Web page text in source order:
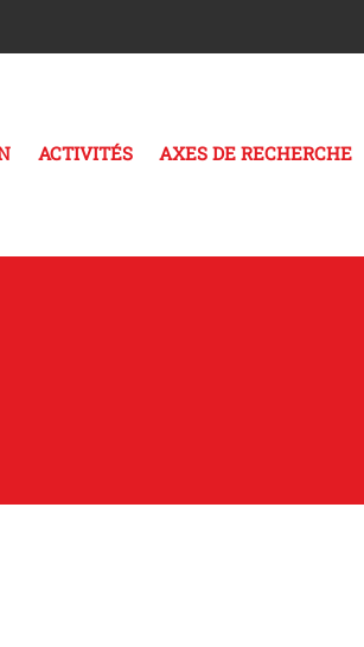
ACTIVITÉS AXES DE RECHERCHE